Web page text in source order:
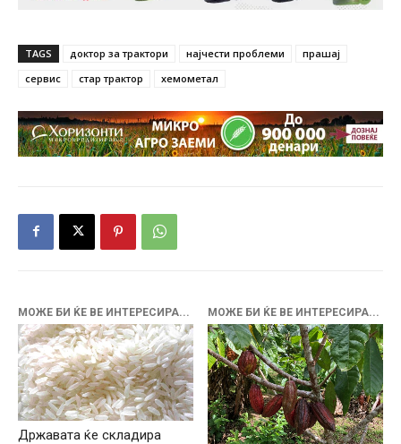
TAGS доктор за трактори најчести проблеми
прашај
сервис
стар трактор хемометал
МОЖЕ БИ ЌЕ ВЕ ИНТЕРЕСИРА...
Државата ќе складира
МОЖЕ БИ ЌЕ ВЕ ИНТЕРЕСИРА...